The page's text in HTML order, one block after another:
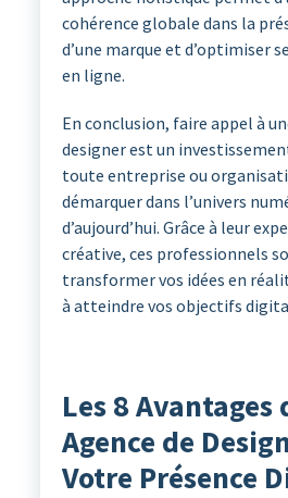
cohérence globale dans la
d’une marque et d’optimiser
en ligne.
En conclusion, faire appel à
designer est un
toute entreprise ou
démarquer dans l’univers
d’aujourd’hui. Grâce à leur
créative, ces professionnels
transformer vos idées en
à atteindre vos objectifs
Les 8 Avantages
Agence de
Votre Présence